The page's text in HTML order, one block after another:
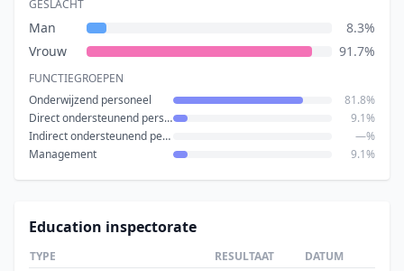
GESLACHT
Man
8.3%
Vrouw
91.7%
FUNCTIEGROEPEN
Onderwijzend personeel
81.8%
Direct ondersteunend personeel
9.1%
Indirect ondersteunend personeel
—%
Management
9.1%
Education inspectorate
TYPE RESULTAAT DATUM